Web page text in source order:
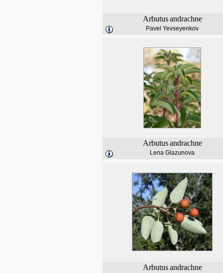
Arbutus andrachne
Pavel Yevseyenkov
Arbutus andrachne
Lena Glazunova
Arbutus andrachne